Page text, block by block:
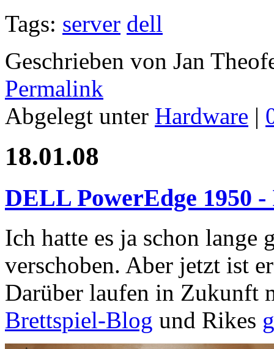
Tags: server dell
Geschrieben von Jan
Permalink
Abgelegt unter Hardware |
18.01.08
DELL PowerEdge 1950
Ich hatte es ja schon lange
verschoben. Aber jetzt ist
Darüber laufen in Zukunft
Brettspiel-Blog und Rikes